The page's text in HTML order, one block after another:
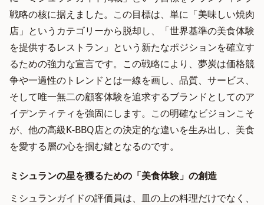
戦略の核に据えました。この目標は、単に「美味しい焼肉
店」というカテゴリーから脱却し、「世界基準の美食体験
を提供するレストラン」という新たなポジションを確立す
るための強力な宣言です。この戦略により、夢炭は価格競
争や一過性のトレンドとは一線を画し、品質、サービス、
そして唯一無二の顧客体験を追求するブランドとしてのア
イデンティティを強固にします。この明確なビジョンこそ
が、他の高級K-BBQ店との決定的な違いを生み出し、美食
を愛する層の心を掴む鍵となるのです。
ミシュランの星を獲るための「美食体験」の創造
ミシュランガイドの評価員は、皿の上の料理だけでなく、